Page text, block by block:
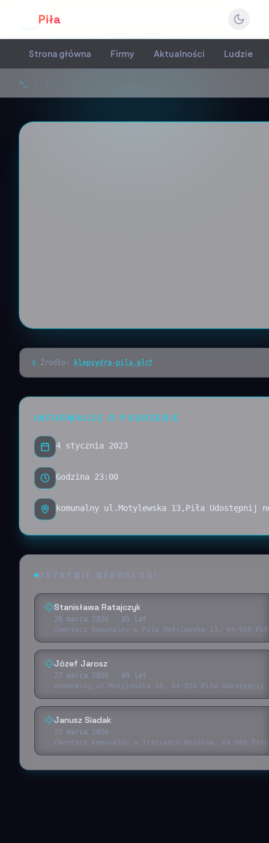
Piła
Strona główna Firmy Aktualności Ludzie
>_
$ Źródło: klepsydra-pila.pl
INFORMACJE O POGRZEBIE
4 stycznia 2023
Godzina 23:00
komunalny ul.Motylewska 13,Piła
OSTATNIE NEKROLOGI
Stanisława Ratajczyk
28 marca 2026 · 85 lat
Cmentarz Komunalny w Pile Motylewska 13, 64-920
Józef Jarosz
27 marca 2026 · 89 lat
komunalny ul.Motylewska 13, 64-920 Piła
Janusz Siadak
27 marca 2026
Cmentarz Komunalny w Trzciance Wspólna, 64-980